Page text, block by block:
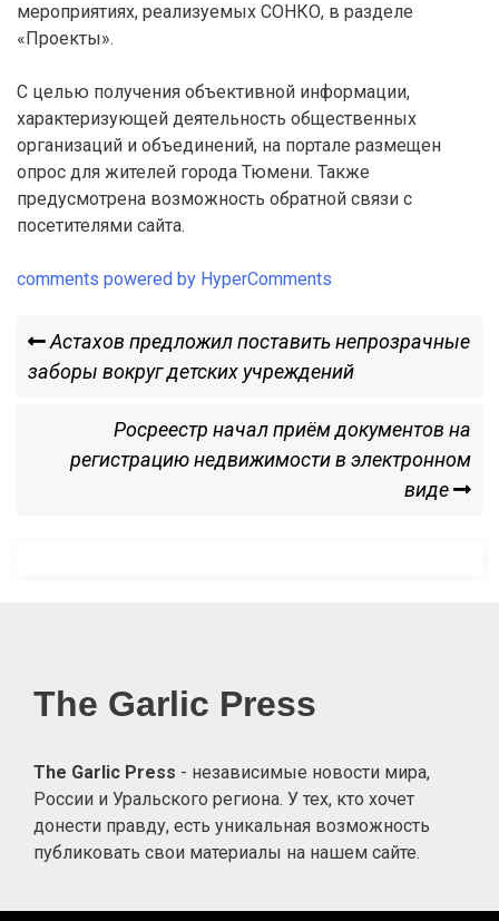
мероприятиях, реализуемых СОНКО, в разделе
«Проекты».
С целью получения объективной информации,
характеризующей деятельность общественных
организаций и объединений, на портале размещен
опрос для жителей города Тюмени. Также
предусмотрена возможность обратной связи с
посетителями сайта.
comments powered by HyperComments
Навигация
записям
Previous
Post
Астахов предложил поставить непрозрачные
заборы вокруг детских учреждений
Росреестр начал приём документов на
регистрацию недвижимости в электронном
виде
The Garlic Press
The Garlic Press - независимые новости мира,
России и Уральского региона. У тех, кто хочет
донести правду, есть уникальная возможность
публиковать свои материалы на нашем сайте.